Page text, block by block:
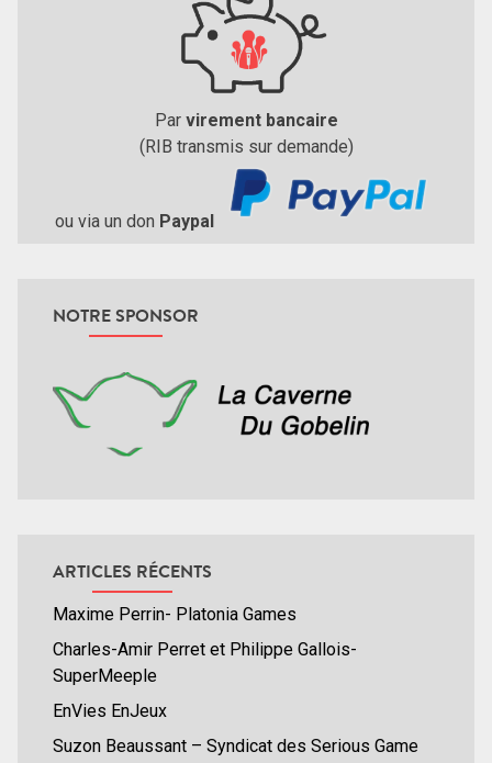
Par virement bancaire
(RIB transmis sur demande)
ou via un don Paypal
NOTRE SPONSOR
ARTICLES RÉCENTS
Maxime Perrin- Platonia Games
Charles-Amir Perret et Philippe Gallois-
SuperMeeple
EnVies EnJeux
Suzon Beaussant – Syndicat des Serious Game